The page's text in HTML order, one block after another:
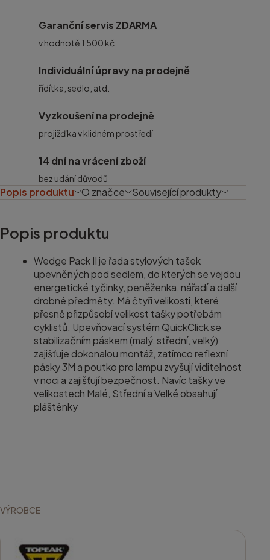
Garanční servis ZDARMA
v hodnotě 1 500 kč
Individuální úpravy na prodejně
řídítka, sedlo, atd.
Vyzkoušení na prodejně
projižďka v klidném prostředí
14 dní na vrácení zboží
bez udání důvodů
Popis produktu O značce Související produkty
Popis produktu
Wedge Pack II je řada stylových tašek
upevněných pod sedlem, do kterých se vejdou
energetické tyčinky, peněženka, nářadí a další
drobné předměty. Má čtyři velikosti, které
přesně přizpůsobí velikost tašky potřebám
cyklistů. Upevňovací systém QuickClick se
stabilizačním páskem (malý, střední, velký)
zajišťuje dokonalou montáž, zatímco reflexní
pásky 3M a poutko pro lampu zvyšují viditelnost
v noci a zajišťují bezpečnost. Navíc tašky ve
velikostech Malé, Střední a Velké obsahují
pláštěnky
VÝROBCE